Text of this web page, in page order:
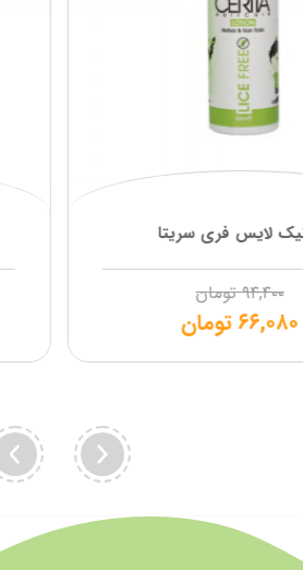
لایس فری سریتا
۹۴,۴۰۰ تومان
۶۶,۰۸۰تومان